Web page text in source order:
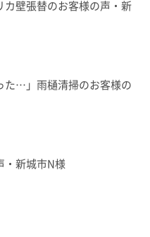
カ壁張替のお客様の声・新
た…」雨樋清掃のお客様の
・新城市N様